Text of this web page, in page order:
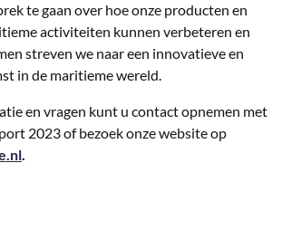
te gaan over hoe onze producten en
activiteiten kunnen verbeteren en
streven we naar een innovatieve en
in de maritieme wereld.
en vragen kunt u contact opnemen met
2023 of bezoek onze website op
.